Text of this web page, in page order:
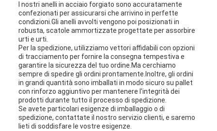
I nostri anelli in acciaio forgiato sono accuratamente
confezionati per assicurarsi che arrivino in perfette
condizioni.Gli anelli avvolti vengono poi posizionati in
robusta, scatole ammortizzate progettate per assorbire
urti e urti.
Per la spedizione, utilizziamo vettori affidabili con opzioni
di tracciamento per fornire la consegna tempestiva e
garantire la sicurezza del tuo ordine.Ma cerchiamo
sempre di spedire gli ordini prontamente.Inoltre, gli ordini
in grandi quantità sono imballati in modo sicuro su pallet
con rinforzo aggiuntivo per mantenere l'integrità dei
prodotti durante tutto il processo di spedizione.
Se avete particolari esigenze di imballaggio o di
spedizione, contattate il nostro servizio clienti, e saremo
lieti di soddisfare le vostre esigenze.